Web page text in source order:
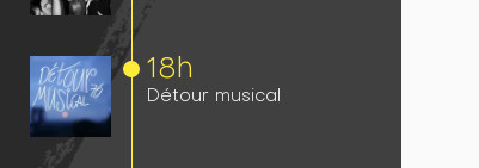
18h
Détour musical